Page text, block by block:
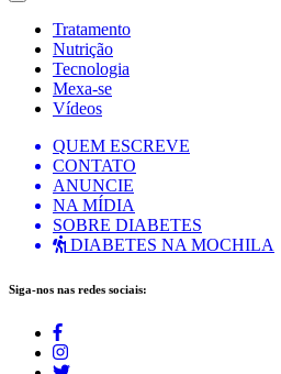
Tratamento
Nutrição
Tecnologia
Mexa-se
Vídeos
QUEM ESCREVE
CONTATO
ANUNCIE
NA MÍDIA
SOBRE DIABETES
DIABETES NA MOCHILA
Siga-nos nas redes sociais: